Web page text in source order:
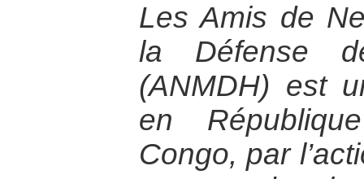
Les Amis de
la Défense
(ANMDH) est
en
Congo, par